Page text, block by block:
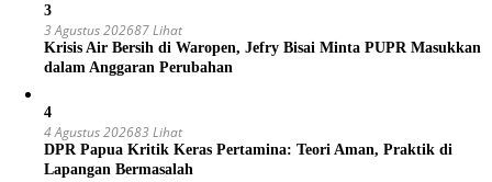
3
3 Agustus 202687 Lihat
Krisis Air Bersih di Waropen, Jefry Bisai Minta PUPR Masukkan
dalam Anggaran Perubahan
4
4 Agustus 202683 Lihat
DPR Papua Kritik Keras Pertamina: Teori Aman, Praktik di
Lapangan Bermasalah